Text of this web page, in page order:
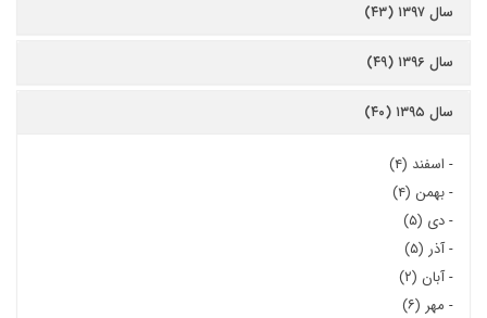
سال ۱۳۹۷ (۴۳)
سال ۱۳۹۶ (۴۹)
سال ۱۳۹۵ (۴۰)
- اسفند (۴)
-بهمن (۴)
-دی (۵)
-آذر (۵)
-آبان (۲)
- مهر (۶)